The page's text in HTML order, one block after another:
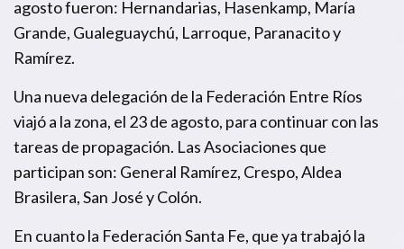
agosto fueron: Hernandarias, Hasenkamp, María
Grande, Gualeguaychú, Larroque, Paranacito y
Ramírez.
Una nueva delegación de la Federación Entre Ríos
viajó a la zona, el 23 de agosto, para continuar con las
tareas de propagación. Las Asociaciones que
participan son: General Ramírez, Crespo, Aldea
Brasilera, San José y Colón.
En cuanto la Federación Santa Fe, que ya trabajó la